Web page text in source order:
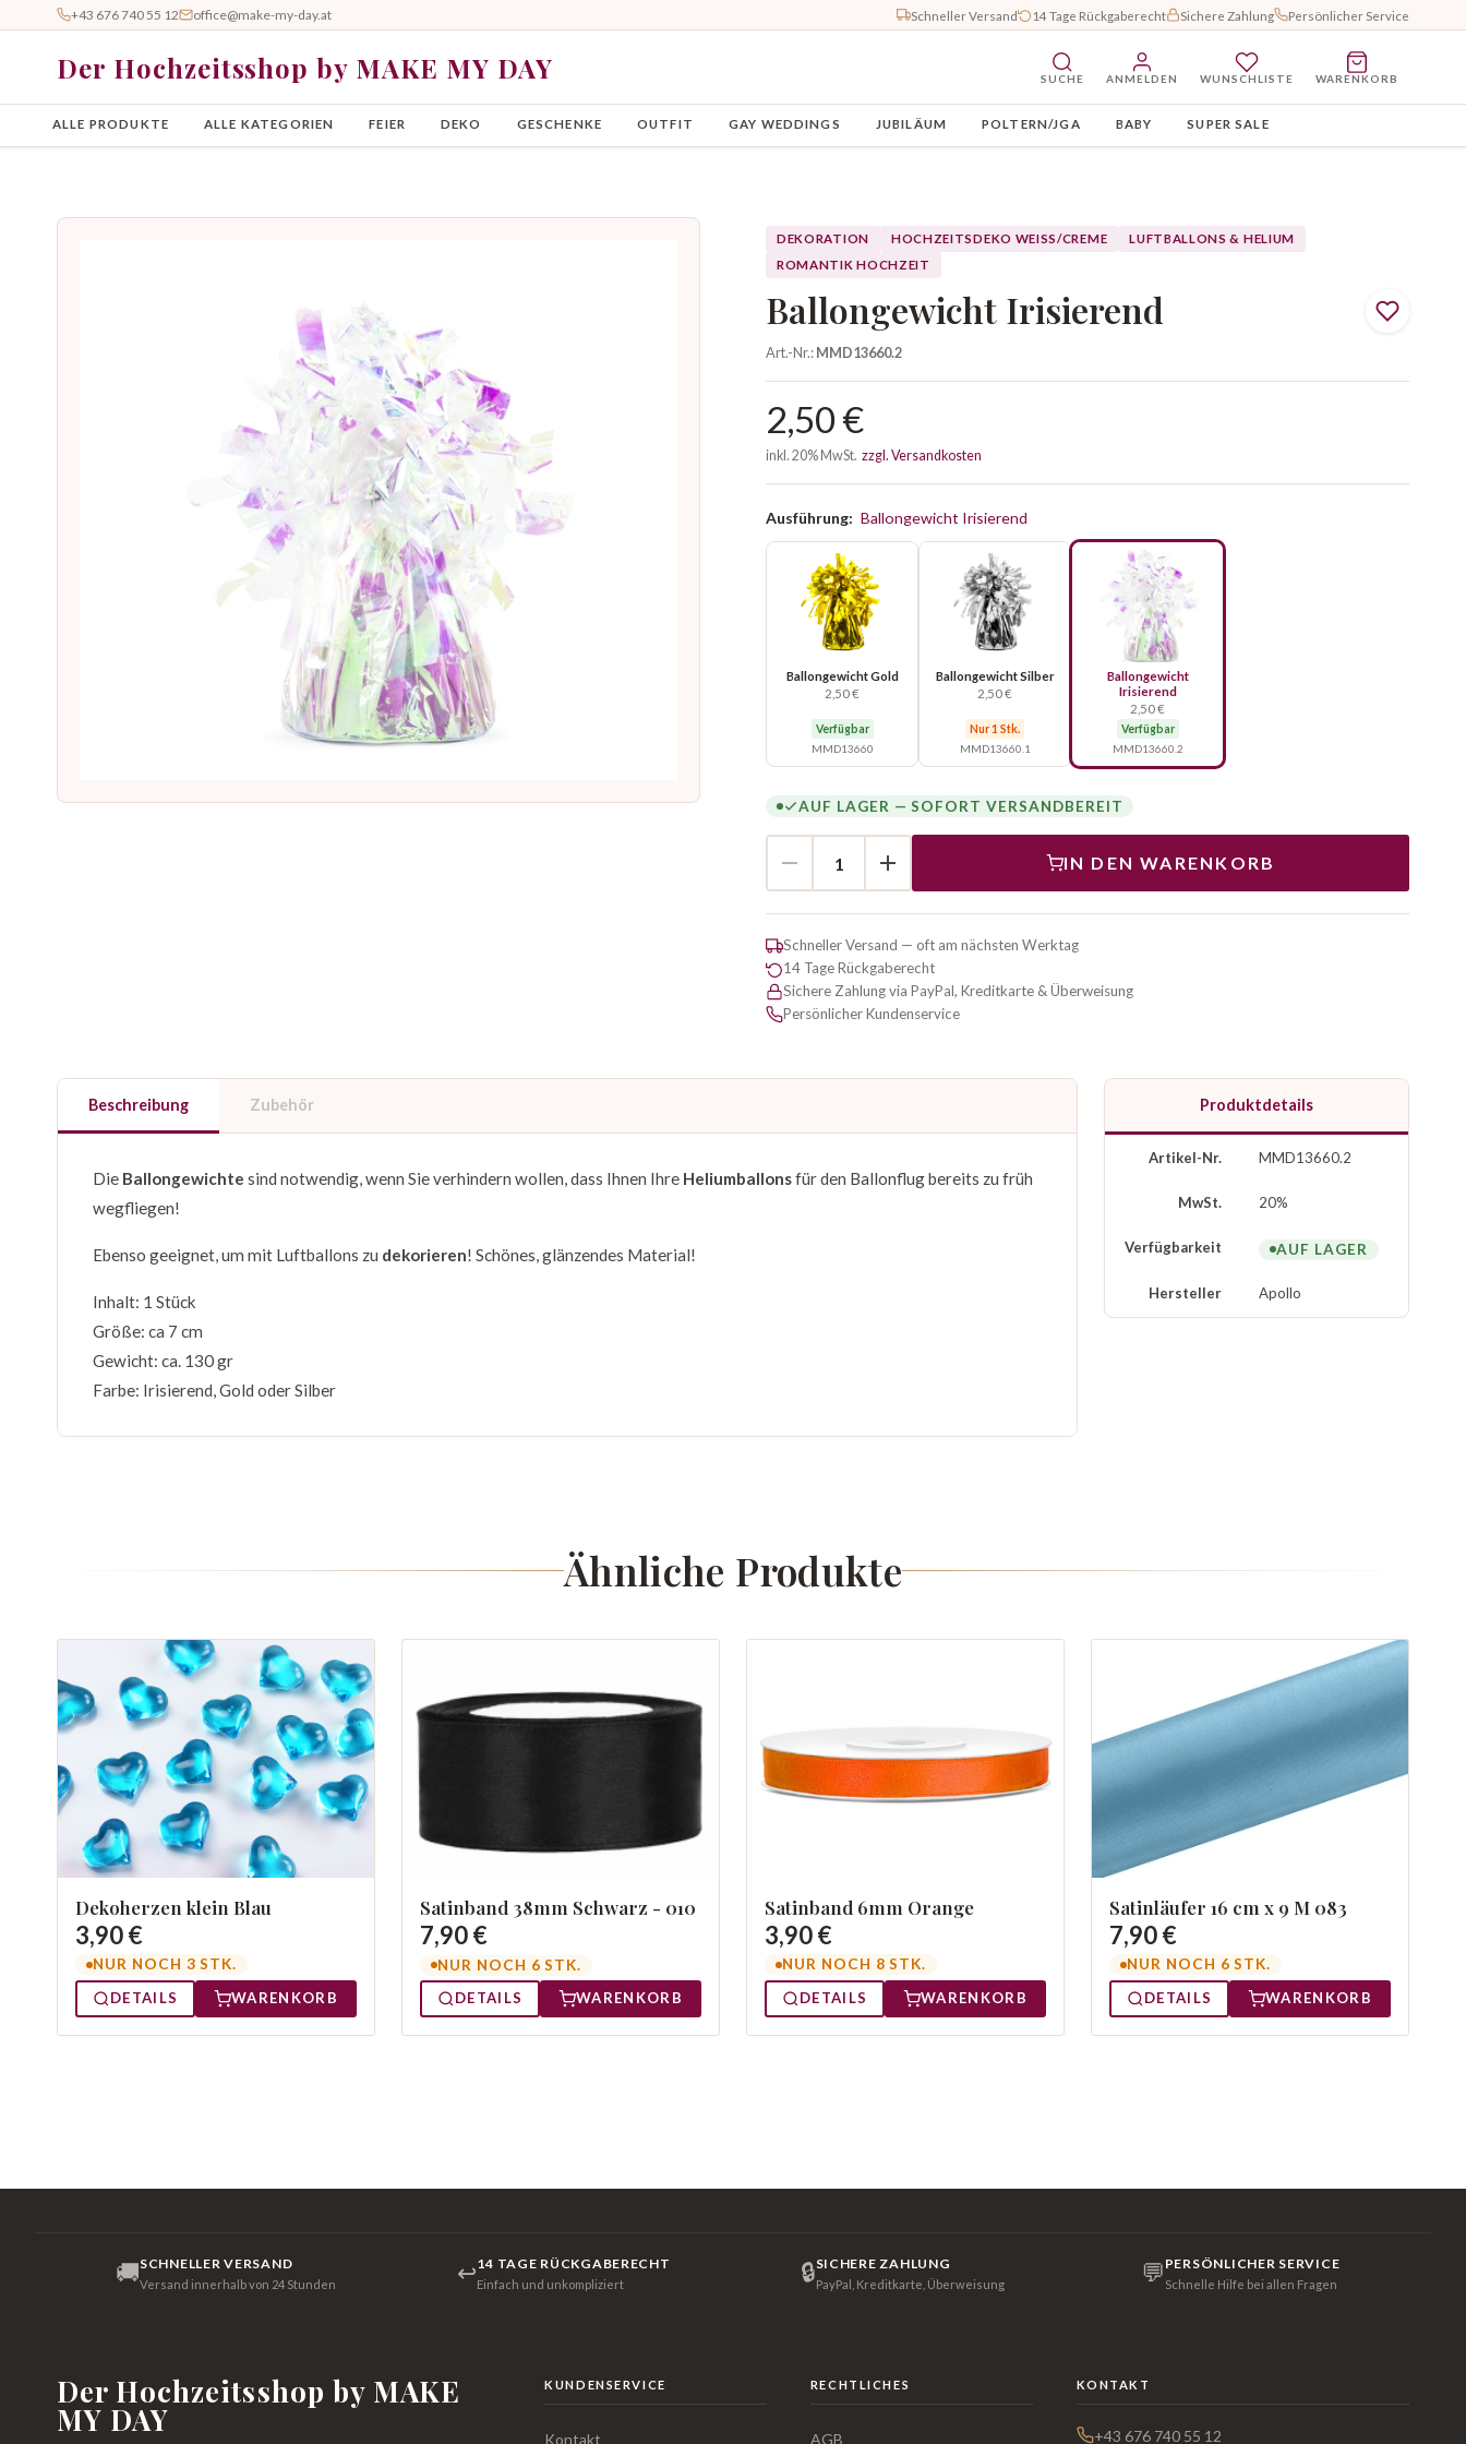
+43 676 740 55 12 office@make-my-day.at Schneller Versand 14 Tage Rückgaberecht Sichere Zahlung Persönlicher Service
Der Hochzeitsshop by MAKE MY DAY SUCHE ANMELDEN WUNSCHLISTE WARENKORB
ALLE PRODUKTE ALLE KATEGORIEN FEIER DEKO GESCHENKE OUTFIT GAY WEDDINGS JUBILÄUM POLTERN/JGA BABY SUPER SALE
DEKORATION HOCHZEITSDEKO WEISS/CREME
LUFTBALLONS & HELIUM
ROMANTIK HOCHZEIT
Ballongewicht Irisierend
Art.-Nr.:MMD13660.2
2,50 €
inkl. 20% MwSt. zzgl. Versandkosten
Ausführung: Ballongewicht Irisierend
Ballongewicht Gold
2,50 €
Verfügbar
MMD13660
Ballongewicht Silber
2,50 €
Nur 1 Stk.
MMD13660.1
Ballongewicht
Irisierend
2,50 €
Verfügbar
MMD13660.2
AUF LAGER — SOFORT VERSANDBEREIT
IN DEN WARENKORB
Schneller Versand — oft am nächsten Werktag
14 Tage Rückgaberecht
Sichere Zahlung via PayPal, Kreditkarte & Überweisung
Persönlicher Kundenservice
Beschreibung Zubehör
Die Ballongewichte sind notwendig, wenn Sie verhindern wollen, dass Ihnen Ihre Heliumballonsfür den Ballonflug bereits zu früh
wegfliegen!
Ebenso geeignet, um mit Luftballons zu dekorieren! Schönes, glänzendes Material!
Inhalt: 1 Stück
Größe: ca 7 cm
Gewicht: ca. 130 gr
Farbe: Irisierend, Gold oder Silber
Produktdetails
Artikel-Nr. MMD13660.2
MwSt. 20%
Verfügbarkeit AUF LAGER
Hersteller Apollo
Ähnliche Produkte
Dekoherzen klein Blau
3,90 €
NUR NOCH 3 STK.
DETAILS
WARENKORB
Satinband 38mm Schwarz - 010
7,90 €
NUR NOCH 6 STK.
DETAILS
WARENKORB
Satinband 6mm Orange
3,90 €
NUR NOCH 8 STK.
DETAILS
WARENKORB
Satinläufer 16 cm x 9 M 083
7,90 €
NUR NOCH 6 STK.
DETAILS
WARENKORB
🚚SCHNELLER VERSAND
Versand innerhalb von 24 Stunden ↩14 TAGE RÜCKGABERECHT
Einfach und unkompliziert 🔒SICHERE ZAHLUNG
PayPal, Kreditkarte, Überweisung 💬 PERSÖNLICHER SERVICE
Schnelle Hilfe bei allen Fragen
Der Hochzeitsshop by MAKE
MY DAY
KUNDENSERVICE
Kontakt
RECHTLICHES
AGB
KONTAKT
+43 676 740 55 12